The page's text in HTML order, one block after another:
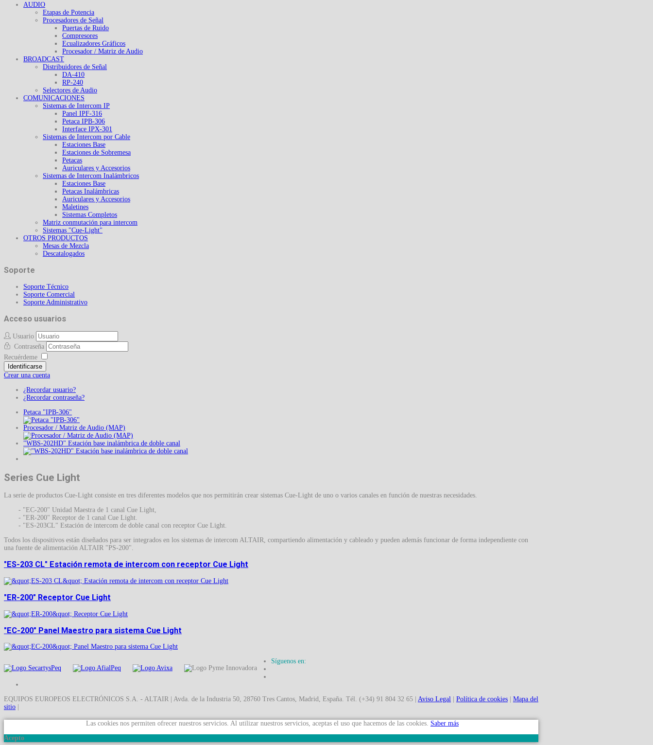
AUDIO
Etapas de Potencia
Procesadores de Señal
Puertas de Ruido
Compresores
Ecualizadores Gráficos
Procesador / Matriz de Audio
BROADCAST
Distribuidores de Señal
DA-410
RP-240
Selectores de Audio
COMUNICACIONES
Sistemas de Intercom IP
Panel IPF-316
Petaca IPB-306
Interface IPX-301
Sistemas de Intercom por Cable
Estaciones Base
Estaciones de Sobremesa
Petacas
Auriculares y Accesorios
Sistemas de Intercom Inalámbricos
Estaciones Base
Petacas Inalámbricas
Auriculares y Accesorios
Maletines
Sistemas Completos
Matriz conmutación para intercom
Sistemas "Cue-Light"
OTROS PRODUCTOS
Mesas de Mezcla
Descatalogados
Soporte
Soporte Técnico
Soporte Comercial
Soporte Administrativo
Acceso usuarios
Usuario
Contraseña
Recuérdeme
Identificarse
Crear una cuenta
¿Recordar usuario?
¿Recordar contraseña?
Petaca "IPB-306"
Procesador / Matriz de Audio (MAP)
"WBS-202HD" Estación base inalámbrica de doble canal
Series Cue Light
La serie de productos Cue-Light consiste en tres diferentes modelos que nos permitirán crear sistemas Cue-Light de uno o varios canales en función de nuestras necesidades.
- "EC-200" Unidad Maestra de 1 canal Cue Light,
- "ER-200" Receptor de 1 canal Cue Light.
- "ES-203CL" Estación de intercom de doble canal con receptor Cue Light.
Todos los dispositivos están diseñados para ser integrados en los sistemas de intercom ALTAIR, compartiendo alimentación y cableado y pueden además funcionar de forma independiente con
una fuente de alimentación ALTAIR "PS-200".
"ES-203 CL" Estación remota de intercom con receptor Cue Light
"ER-200" Receptor Cue Light
"EC-200" Panel Maestro para sistema Cue Light
Síguenos en:
EQUIPOS EUROPEOS ELECTRÓNICOS S.A. - ALTAIR | Avda. de la Industria 50, 28760 Tres Cantos, Madrid, España. Tél. (+34) 91 804 32 65 | Aviso Legal Política de cookies
Mapa del
sitio
Las cookies nos permiten ofrecer nuestros servicios. Al utilizar nuestros servicios, aceptas el uso que hacemos de las cookies. Saber más
Acepto